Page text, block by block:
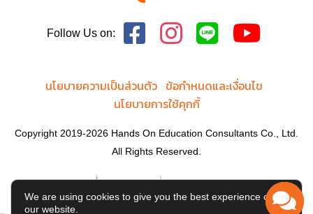
Follow Us on:
นโยบายความเป็นส่วนตัว ข้อกำหนดและเงื่อนไข
นโยบายการใช้คุกกี้
Copyright 2019-2026 Hands On Education Consultants Co., Ltd.
All Rights Reserved.
We are using cookies to give you the best experience on
our website.